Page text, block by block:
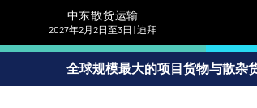
中东散货运输
2027年2月2日至3日 | 迪拜
全球规模最大的项目货物与散杂